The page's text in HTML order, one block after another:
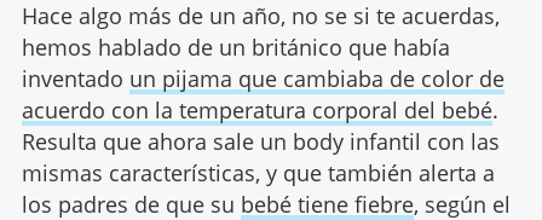
Hace algo más de un año, no se si te acuerdas,
hemos hablado de un británico que había
inventado un pijama que cambiaba de color de
acuerdo con la temperatura corporal del bebé.
Resulta que ahora sale un body infantil con las
mismas características, y que también alerta a
los padres de que su bebé tiene fiebre, según el